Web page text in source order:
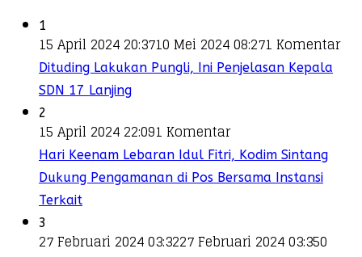
1
15 April 2024 20:3710 Mei 2024 08:271 Komentar
Dituding Lakukan Pungli, Ini Penjelasan Kepala
SDN 17 Lanjing
2
15 April 2024 22:091 Komentar
Hari Keenam Lebaran Idul Fitri, Kodim Sintang
Dukung Pengamanan di Pos Bersama Instansi
Terkait
3
27 Februari 2024 03:3227 Februari 2024 03:350